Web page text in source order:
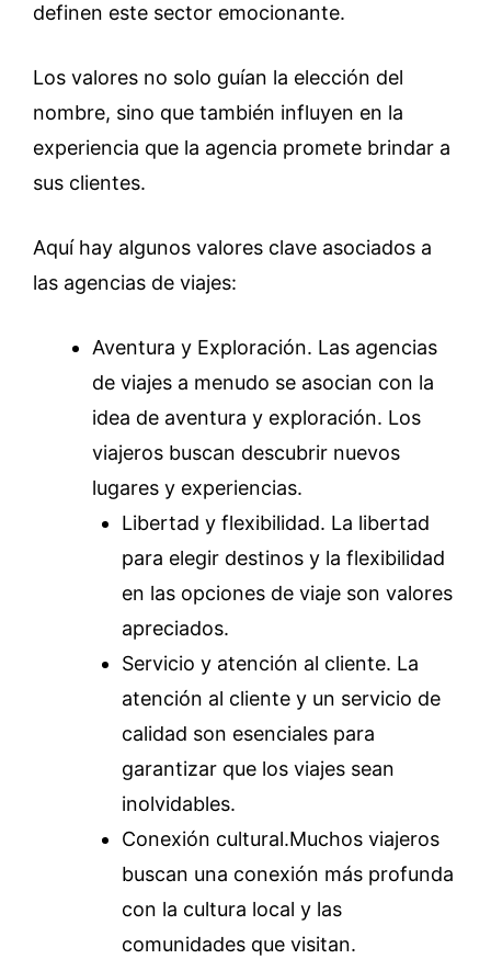
definen este sector emocionante.
Los valores no solo guían la elección del
nombre, sino que también influyen en la
experiencia que la agencia promete brindar a
sus clientes.
Aquí hay algunos valores clave asociados a
las agencias de viajes:
Aventura y Exploración. Las agencias
de viajes a menudo se asocian con la
idea de aventura y exploración. Los
viajeros buscan descubrir nuevos
lugares y experiencias.
Libertad y flexibilidad. La libertad
para elegir destinos y la flexibilidad
en las opciones de viaje son valores
apreciados.
Servicio y atención al cliente. La
atención al cliente y un servicio de
calidad son esenciales para
garantizar que los viajes sean
inolvidables.
Conexión cultural.Muchos viajeros
buscan una conexión más profunda
con la cultura local y las
comunidades que visitan.